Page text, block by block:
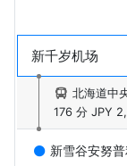
北海道中
176 分 JPY
新雪谷安努普